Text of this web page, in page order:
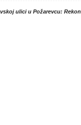
ulici u Požarevcu: